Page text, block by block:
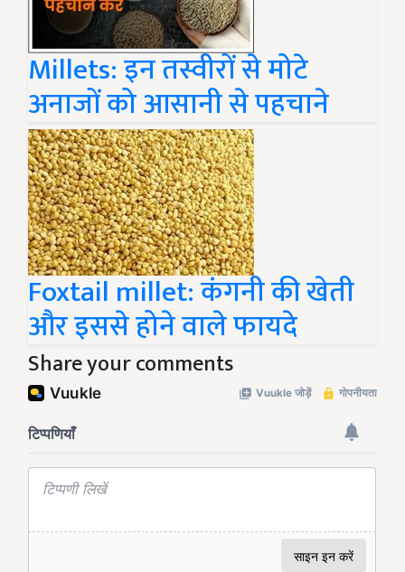
Millets: इन तस्वीरों से मोटे
अनाजों को आसानी से पहचाने
Foxtail millet: कंगनी की खेती
और इससे होने वाले फायदे
Share your comments